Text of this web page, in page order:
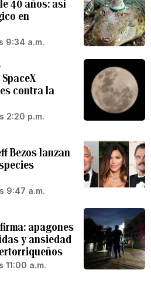
40 años: así
en
9:34 a.m.
contra la
2:20 p.m.
Bezos lanzan
9:47 a.m.
apagones
y ansiedad
11:00 a.m.